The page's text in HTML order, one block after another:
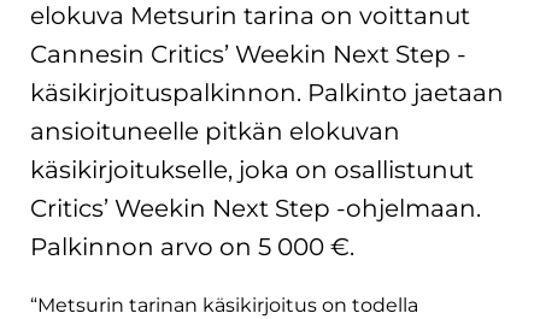
elokuva Metsurin tarina on voittanut
Cannesin Critics’ Weekin Next Step -
käsikirjoituspalkinnon. Palkinto jaetaan
ansioituneelle pitkän elokuvan
käsikirjoitukselle, joka on osallistunut
Critics’ Weekin Next Step -ohjelmaan.
Palkinnon arvo on 5 000 €.
“Metsurin tarinan käsikirjoitus on todella